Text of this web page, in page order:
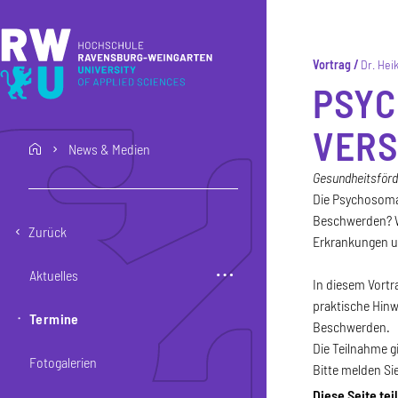
home News & Medien
Zurück
Aktuelles
Termine
Fotogalerien
Vortrag Dr.
Die
Beschwerden?
Erkrankungen
In diesem
praktische
Beschwerden.
Die Teilnahme
Bitte melden